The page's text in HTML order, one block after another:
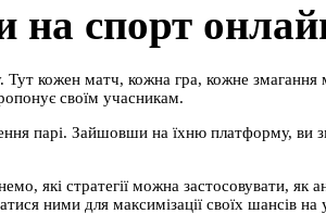
на спорт
Тут кожен матч, кожна гра, кожне
своїм учасникам.
парі. Зайшовши на їхню платформу, ви
які стратегії можна застосовувати, як
ними для максимізації своїх шансів на